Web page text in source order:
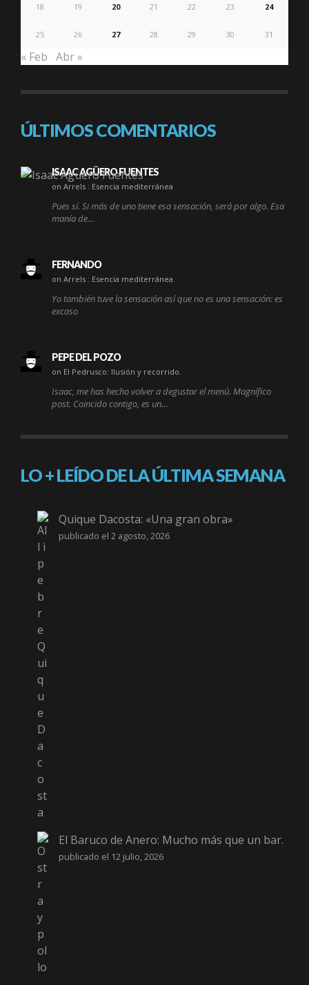
18 19 20 21 22 23 24
25 26 27 28 29 30 31
« Feb Abr »
ÚLTIMOS COMENTARIOS
ISAAC AGÜERO FUENTES
on Arrels : Esencia mediterránea
Pues sí. Si más de uno tiene esa sensación, será por algo. Esa
manía de…
FERNANDO
on Arrels : Esencia mediterránea
Yo también tuve la sensación así que no es una sensación: es
excaso
PEPE DEL POZO
on El Pedrusco: Ilusión y recorrido.
Isaac, me has hecho volver a degustar el menú. Magnífico
post. Coincido contigo, es un…
LO + LEÍDO DE LA ÚLTIMA SEMANA
Quique Dacosta: «Una gran obra»
publicado el 2 agosto, 2026
El Baruco de Anero: Mucho más que un bar.
publicado el 12 julio, 2026